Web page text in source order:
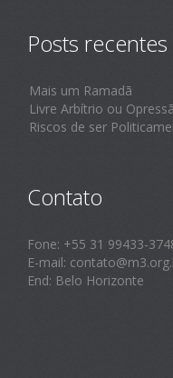
Posts recentes
Mais um Ramadã
Livre Arbítrio ou
Riscos de ser
Contato
Fone: +55 31 99433-
E-mail:
End: Belo Horizonte